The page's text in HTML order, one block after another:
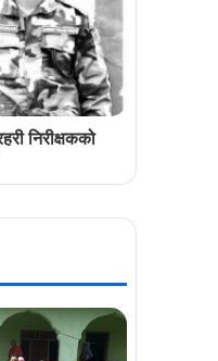
निरीक्षकको